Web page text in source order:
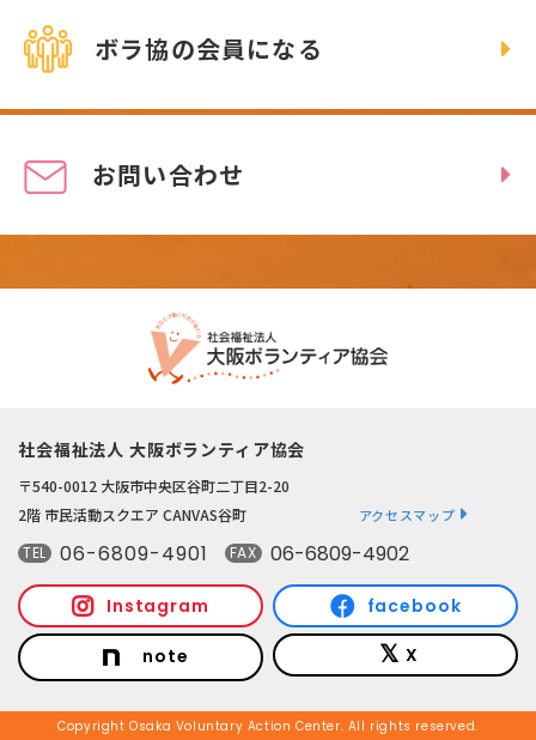
ボラ協の会員になる
お問い合わせ
社会福祉法人 大阪ボランティア協会
〒540-0012 大阪市中央区谷町二丁目2-20
2階 市民活動スクエア CANVAS谷町
アクセスマップ
TEL 06-6809-4901 FAX 06-6809-4902
Instagram facebook
note X
Copyright Osaka Voluntary Action Center. All rights reserved.